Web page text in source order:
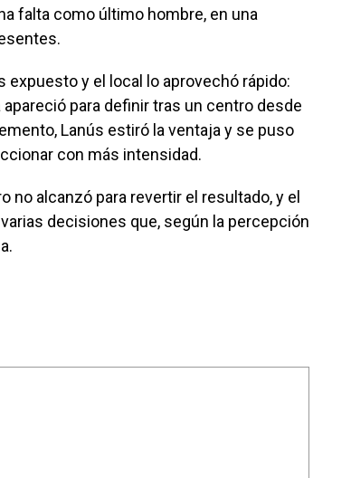
falta como último hombre, en una
expuesto y el local lo aprovechó rápido:
para definir tras un centro desde
Lanús estiró la ventaja y se puso
con más intensidad.
no alcanzó para revertir el resultado, y el
decisiones que, según la percepción